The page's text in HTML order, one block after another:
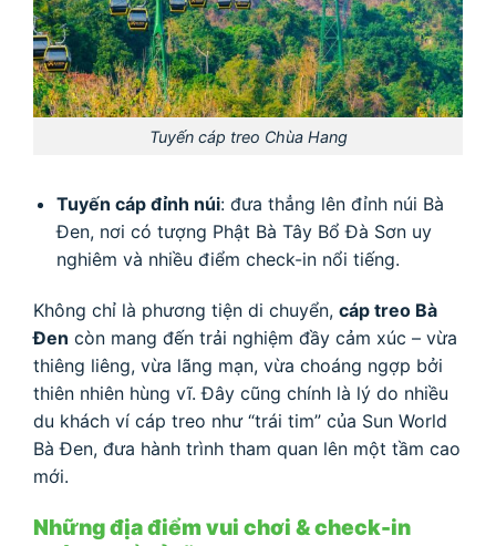
Tuyến cáp treo Chùa Hang
Tuyến cáp đỉnh núi: đưa thẳng lên đỉnh núi Bà
Đen, nơi có tượng Phật Bà Tây Bổ Đà Sơn uy
nghiêm và nhiều điểm check-in nổi tiếng.
Không chỉ là phương tiện di chuyển, cáp treo Bà
Đen còn mang đến trải nghiệm đầy cảm xúc – vừa
thiêng liêng, vừa lãng mạn, vừa choáng ngợp bởi
thiên nhiên hùng vĩ. Đây cũng chính là lý do nhiều
du khách ví cáp treo như “trái tim” của Sun World
Bà Đen, đưa hành trình tham quan lên một tầm cao
mới.
Những địa điểm vui chơi & check-in